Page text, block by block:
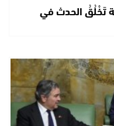
تَخْلُقُ الحدث في